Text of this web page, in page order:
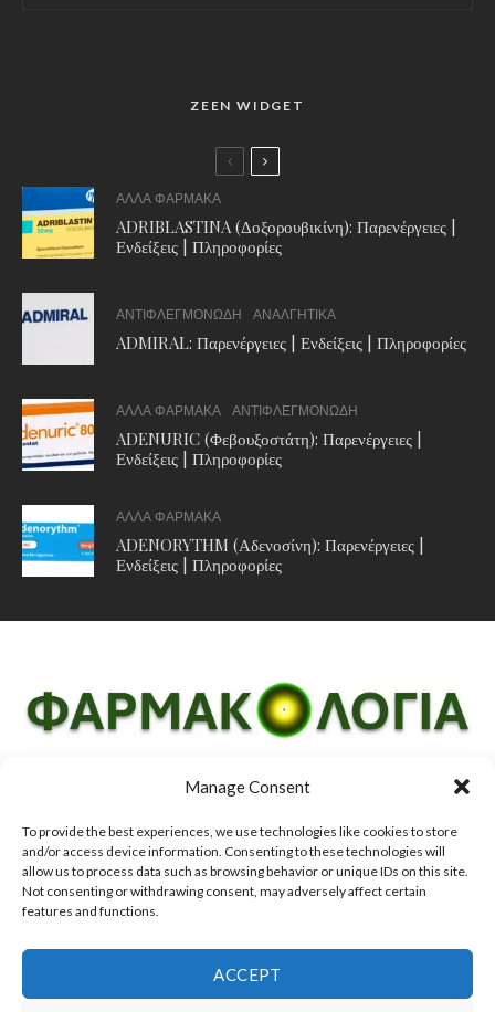
Manage Consent
To provide the best experiences, we use technologies like cookies to store
and/or access device information. Consenting to these technologies will
allow us to process data such as browsing behavior or unique IDs on this site.
Not consenting or withdrawing consent, may adversely affect certain
features and functions.
ACCEPT
ZEEN WIDGET
ΑΛΛΑ ΦΑΡΜΑΚΑ
ADRIBLASTINA (Δοξορουβικίνη): Παρενέργειες |
Ενδείξεις | Πληροφορίες
ΑΝΤΙΦΛΕΓΜΟΝΩΔΗ ΑΝΑΛΓΗΤΙΚΑ
ADMIRAL: Παρενέργειες | Ενδείξεις | Πληροφορίες
ΑΛΛΑ ΦΑΡΜΑΚΑ ΑΝΤΙΦΛΕΓΜΟΝΩΔΗ
ADENURIC (Φεβουξοστάτη): Παρενέργειες |
Ενδείξεις | Πληροφορίες
ΑΛΛΑ ΦΑΡΜΑΚΑ
ADENORYTHM (Αδενοσίνη): Παρενέργειες |
Ενδείξεις | Πληροφορίες
ΟΡΟΙ ΧΡΗΣΗΣ, COOKIES & ΠΟΛΙΤΙΚΗ ΑΠΟΡΡΗΤΟΥ
ΕΠΙΚΟΙΝΩΝΙΑ